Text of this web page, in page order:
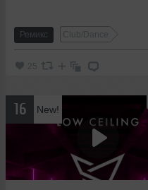
Ремикс Club/Dance
25
16 New!